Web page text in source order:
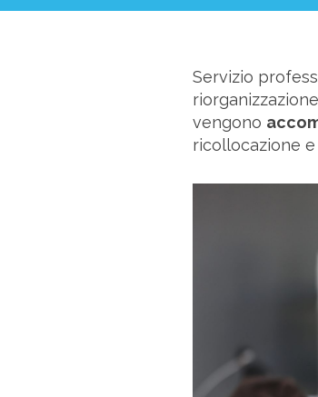
News ed
Lavora
Servizio
vengono
ricollocazione